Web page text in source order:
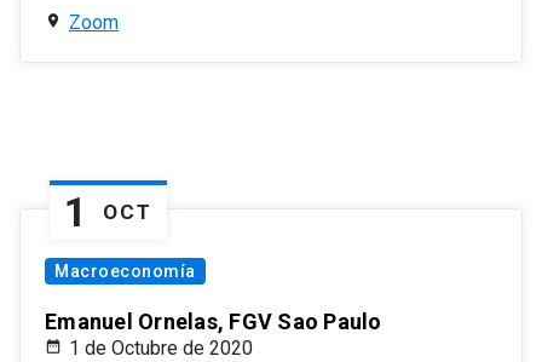
Zoom
1 OCT
Macroeconomía
Emanuel Ornelas, FGV Sao Paulo
1 de Octubre de 2020